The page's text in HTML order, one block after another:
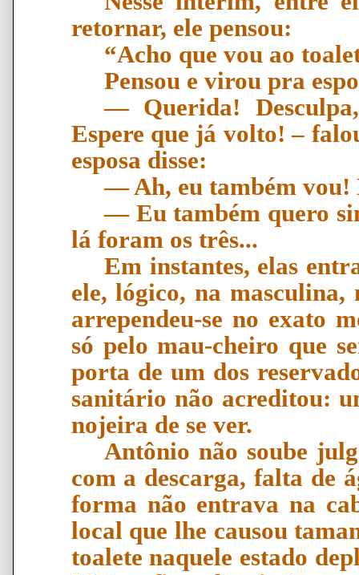
retornar, ele pensou:
“Acho que vou ao
Pensou e virou pra
―Querida!
Espere que já volto! –
esposa disse:
―Ah, eu também vou!
―Eu também quero
lá foram os três...
Em instantes, elas
ele, lógico, na masculina,
arrependeu-se no exato
só pelo mau-cheiro que
porta de um dos
sanitário não acreditou:
nojeira de se ver.
Antônio não soube
com a descarga, falta de
forma não entrava na
local que lhe causou
toalete naquele estado